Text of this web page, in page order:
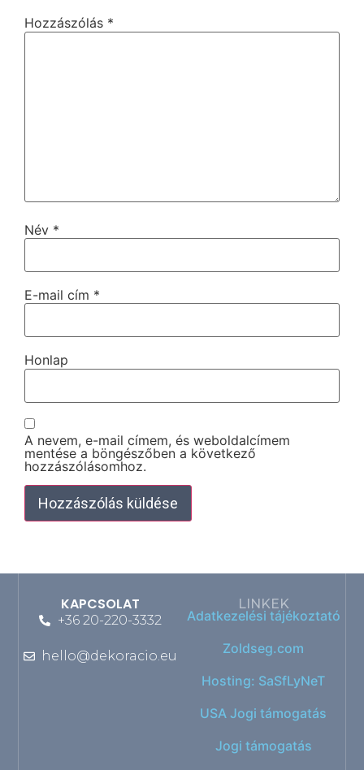
Hozzászólás *
Név *
E-mail cím *
Honlap
A nevem, e-mail címem, és weboldalcímem
mentése a böngészőben a következő
hozzászólásomhoz.
KAPCSOLAT
+36 20-220-3332
hello@dekoracio.eu
LINKEK
Adatkezelési tájékoztató
Zoldseg.com
Hosting: SaSfLyNeT
USA Jogi támogatás
Jogi támogatás